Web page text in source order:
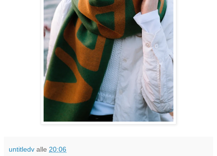
untitledv alle 20:06